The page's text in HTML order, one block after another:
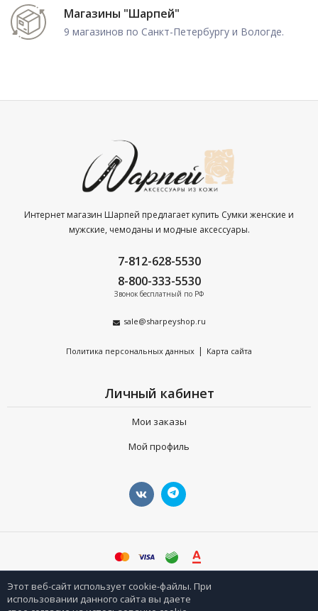
Магазины "Шарпей"
9 магазинов по Санкт-Петербургу и Вологде.
Интернет магазин Шарпей предлагает купить Сумки женские и
мужские, чемоданы и модные аксессуары.
7-812-628-5530
8-800-333-5530
Звонок бесплатный по РФ
sale@sharpeyshop.ru
Политика персональных данных | Карта сайта
Личный кабинет
Мои заказы
Мой профиль
©sharpeyshop.ru
Этот веб-сайт использует cookie-файлы. При
использовании данного сайта вы даете